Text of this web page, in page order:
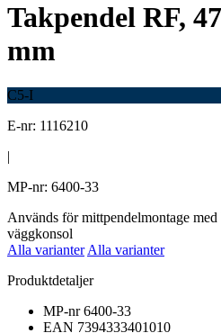
Takpendel RF,
mm
C5-I
E-nr: 1116210
|
MP-nr: 6400-33
Används för mittpendelmontage
väggkonsol
Alla varianter Alla varianter
Produktdetaljer
MP-nr 6400-33
EAN 7394333401010